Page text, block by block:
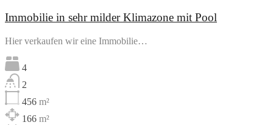
Immobilie in sehr milder Klimazone mit Pool
Hier verkaufen wir eine Immobilie…
4
2
456 m²
166 m²